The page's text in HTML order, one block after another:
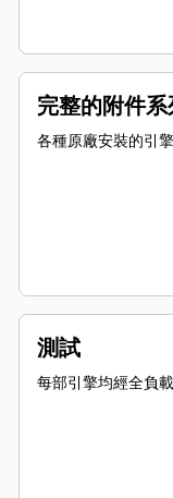
完整的附件系
各種原廠安裝的引
測試
每部引擎均經全負